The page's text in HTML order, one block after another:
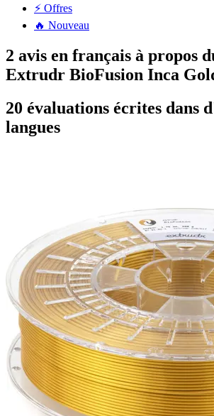
⚡ Offres
🔥 Nouveau
2 avis en français à propos
Extrudr BioFusion Inca
20 évaluations écrites dans
langues